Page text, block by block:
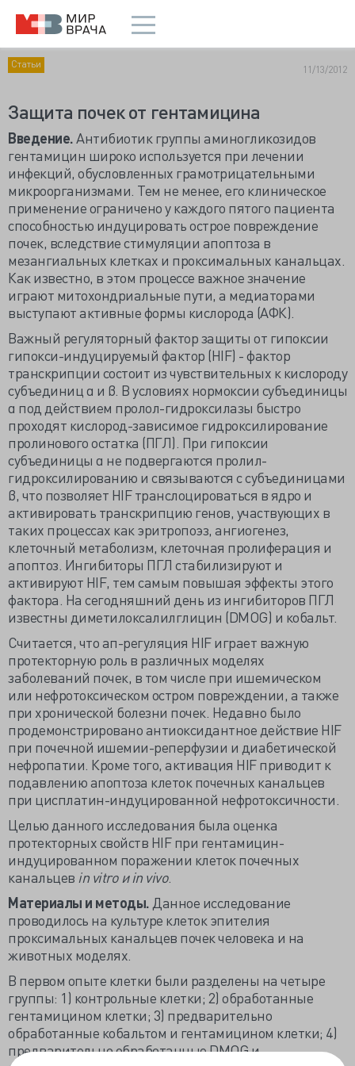
Статьи 11/13/2012
Защита почек от гентамицина
Введение.Антибиотик группы аминогликозидов
гентамицин широко используется при лечении
инфекций, обусловленных грамотрицательными
микроорганизмами. Тем не менее, его клиническое
применение ограничено у каждого пятого пациента
способностью индуцировать острое повреждение
почек, вследствие стимуляции апоптоза в
мезангиальных клетках и проксимальных канальцах.
Как известно, в этом процессе важное значение
играют митохондриальные пути, а медиаторами
выступают активные формы кислорода (АФК).
Важный регуляторный фактор защиты от гипоксии
гипокси-индуцируемый фактор (HIF) - фактор
транскрипции состоит из чувствительных к кислороду
субъединиц α и β. В условиях нормоксии субъединицы
α под действием пролол-гидроксилазы быстро
проходят кислород-зависимое гидроксилирование
пролинового остатка (ПГЛ). При гипоксии
субъединицы α не подвергаются пролил-
гидроксилированию и связываются с субъединицами
β, что позволяет HIF транслоцироваться в ядро и
активировать транскрипцию генов, участвующих в
таких процессах как эритропоэз, ангиогенез,
клеточный метаболизм, клеточная пролиферация и
апоптоз. Ингибиторы ПГЛ стабилизируют и
активируют HIF, тем самым повышая эффекты этого
фактора. На сегодняшний день из ингибиторов ПГЛ
известны диметилоксалилглицин (DMOG) и кобальт.
Считается, что ап-регуляция HIF играет важную
протекторную роль в различных моделях
заболеваний почек, в том числе при ишемическом
или нефротоксическом остром повреждении, а также
при хронической болезни почек. Недавно было
продемонстрировано антиоксидантное действие HIF
при почечной ишемии-реперфузии и диабетической
нефропатии. Кроме того, активация HIF приводит к
подавлению апоптоза клеток почечных канальцев
при цисплатин-индуцированной нефротоксичности.
Целью данного исследования была оценка
протекторных свойств HIF при гентамицин-
индуцированном поражении клеток почечных
канальцев in vitro и in vivo.
Материалы и методы. Данное исследование
проводилось на культуре клеток эпителия
проксимальных канальцев почек человека и на
животных моделях.
В первом опыте клетки были разделены на четыре
группы: 1) контрольные клетки; 2) обработанные
гентамицином клетки; 3) предварительно
обработанные кобальтом и гентамицином клетки; 4)
предварительно обработанные DMOG и